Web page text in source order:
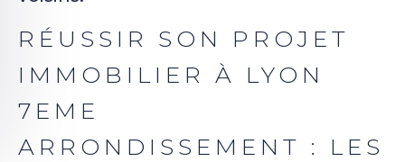
RÉUSSIR SON PROJET
IMMOBILIER À LYON
7EME
ARRONDISSEMENT : LES